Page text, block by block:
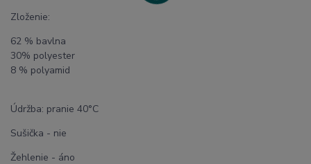
Zloženie:
62 % bavlna
30% polyester
8 % polyamid
Údržba: pranie 40°C
Sušička - nie
Žehlenie - áno